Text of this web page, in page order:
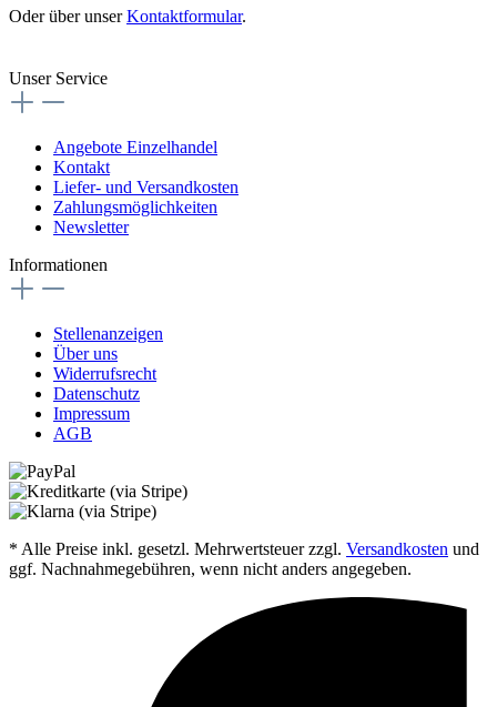
Oder über unserKontaktformular.
Unser Service
Angebote Einzelhandel
Kontakt
Liefer- und Versandkosten
Zahlungsmöglichkeiten
Newsletter
Informationen
Stellenanzeigen
Über uns
Widerrufsrecht
Datenschutz
Impressum
AGB
* Alle Preise inkl. gesetzl. Mehrwertsteuer zzgl. Versandkosten und
ggf. Nachnahmegebühren, wenn nicht anders angegeben.